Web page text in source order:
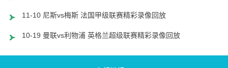
11-10 尼斯vs梅斯 法国甲级联赛精彩录像回放
10-19 曼联vs利物浦 英格兰超级联赛精彩录像回放